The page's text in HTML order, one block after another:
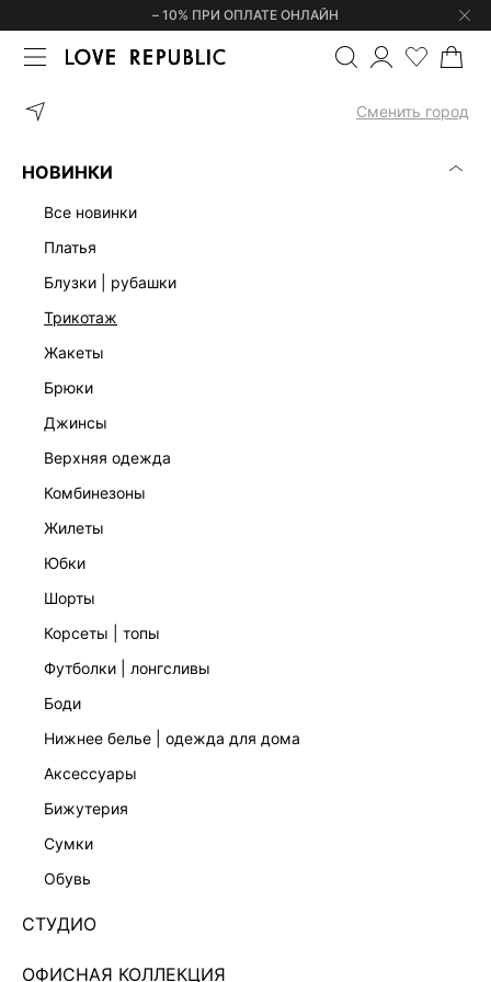
– 10% ПРИ ОПЛАТЕ ОНЛАЙН
Сменить город
НОВИНКИ
все новинки
платья
блузки | рубашки
трикотаж
жакеты
брюки
джинсы
верхняя одежда
комбинезоны
жилеты
юбки
шорты
корсеты | топы
футболки | лонгсливы
боди
нижнее белье | одежда для дома
аксессуары
бижутерия
сумки
обувь
СТУДИО
ОФИСНАЯ КОЛЛЕКЦИЯ
ГЛАВНАЯ АТЛАСНОЕ ПЛАТЬЕ МАКСИ С
6357616518-32
1,500 ₽ x 4 платежа с Подели